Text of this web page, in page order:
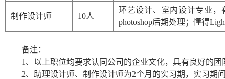
制作设计师 10人
环艺设计、室内设计专业，
photoshop后期处理；懂得
备注：
1 、以上职位均要求认同公司的企业文化，具有良好的
2、助理设计师、制作设计师为2个月的实习期，实习期